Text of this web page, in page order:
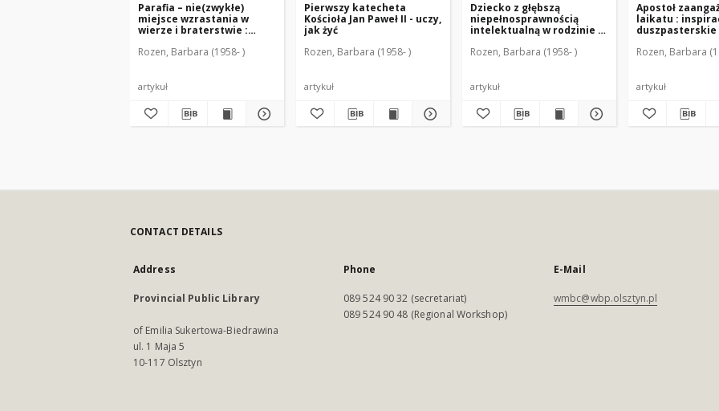
Parafia – nie(zwykłe)
miejsce wzrastania w
wierze i braterstwie :
Parafii Matki Bożej
Rozen, Barbara (1958- )
artykuł
Pierwszy katecheta
Kościoła Jan Paweł II - uczy,
jak żyć
Rozen, Barbara (1958- )
artykuł
Dziecko z głębszą
niepełnosprawnością
intelektualną w rodzinie :
wychowania religijnego
Rozen, Barbara (1958- )
artykuł
Apostoł
laikatu :
duszpasterskie
formacji
Rozen, Barbara
artykuł
CONTACT DETAILS
Address
Provincial Public Library
of Emilia Sukertowa-Biedrawina
ul. 1 Maja 5
10-117 Olsztyn
Phone
089 524 90 32 (secretariat)
089 524 90 48 (Regional Workshop)
E-Mail
wmbc@wbp.olsztyn.pl